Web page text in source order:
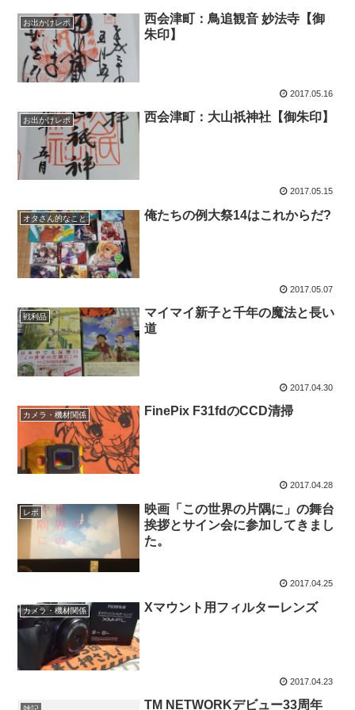
お出かけレポ
西会津町：鳥追観音 妙法寺【御
朱印】
2017.05.16
お出かけレポ 西会津町：大山祇神社【御朱印】
2017.05.15
オタさん的なこと 俺たちの例大祭14はこれからだ?
2017.05.07
戦利品
マイマイ新子と千年の魔法と長い
道
2017.04.30
カメラ・機材関係 FinePix F31fdのCCD清掃
2017.04.28
レポ
映画「この世界の片隅に」の舞台
挨拶とサイン会に参加してきまし
た。
2017.04.25
カメラ・機材関係 Xマウント用フィルターレンズ
2017.04.23
TM NETWORKデビュー33周年